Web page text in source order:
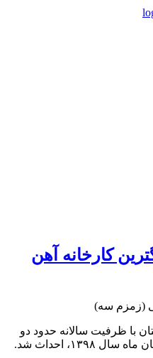
کارخانه آهن
(زمزم سه)
۳ فولاد خوزستان با ظرفیت سالانه حدود دو
احداث شد.